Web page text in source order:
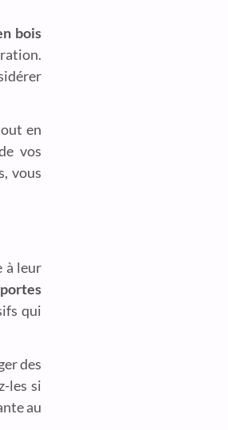
bois
en
vos
vous
à leur
portes
qui
des
les si
au